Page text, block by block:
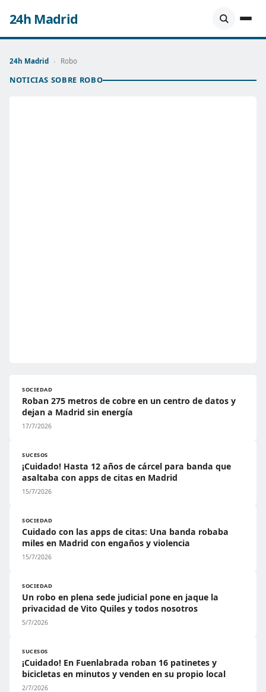
24h Madrid
24h Madrid › Robo
NOTICIAS SOBRE ROBO
SOCIEDAD
Roban 275 metros de cobre en un centro de datos y
dejan a Madrid sin energía
17/7/2026
SUCESOS
¡Cuidado! Hasta 12 años de cárcel para banda que
asaltaba con apps de citas en Madrid
15/7/2026
SOCIEDAD
Cuidado con las apps de citas: Una banda robaba
miles en Madrid con engaños y violencia
15/7/2026
SOCIEDAD
Un robo en plena sede judicial pone en jaque la
privacidad de Vito Quiles y todos nosotros
5/7/2026
SUCESOS
¡Cuidado! En Fuenlabrada roban 16 patinetes y
bicicletas en minutos y venden en su propio local
2/7/2026